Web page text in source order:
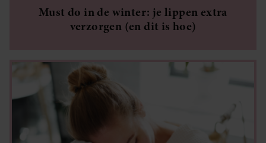
Must do in de winter: je lippen extra
verzorgen (en dit is hoe)